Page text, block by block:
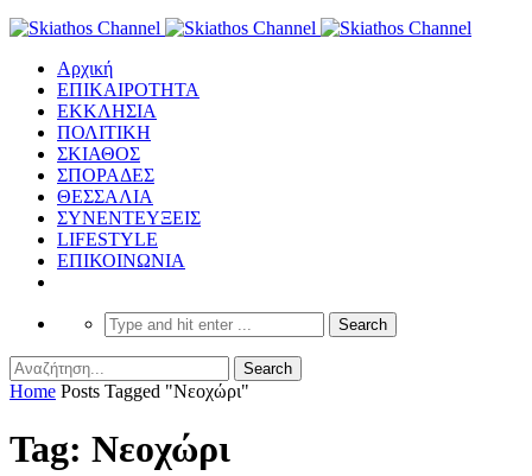
Αρχική
ΕΠΙΚΑΙΡΟΤΗΤΑ
ΕΚΚΛΗΣΙΑ
ΠΟΛΙΤΙΚΗ
ΣΚΙΑΘΟΣ
ΣΠΟΡΑΔΕΣ
ΘΕΣΣΑΛΙΑ
ΣΥΝΕΝΤΕΥΞΕΙΣ
LIFESTYLE
ΕΠΙΚΟΙΝΩΝΙΑ
Home Posts Tagged "Νεοχώρι"
Tag: Νεοχώρι